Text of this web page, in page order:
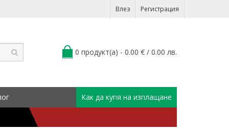
Влез Регистрация
0 продукт(а) - 0.00 € / 0.00 лв.
Как да купя на изплащане